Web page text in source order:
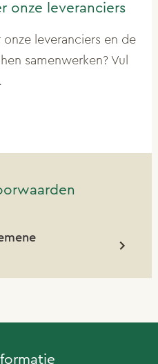
onze leveranciers
leveranciers en de
samenwerken? Vul